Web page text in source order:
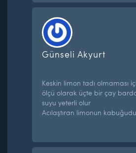
Günseli Akyurt
Keskin limon tadı olmaması
ölçü olarak üçte bir çay
suyu yeterli olur
Acılaştıran limonun